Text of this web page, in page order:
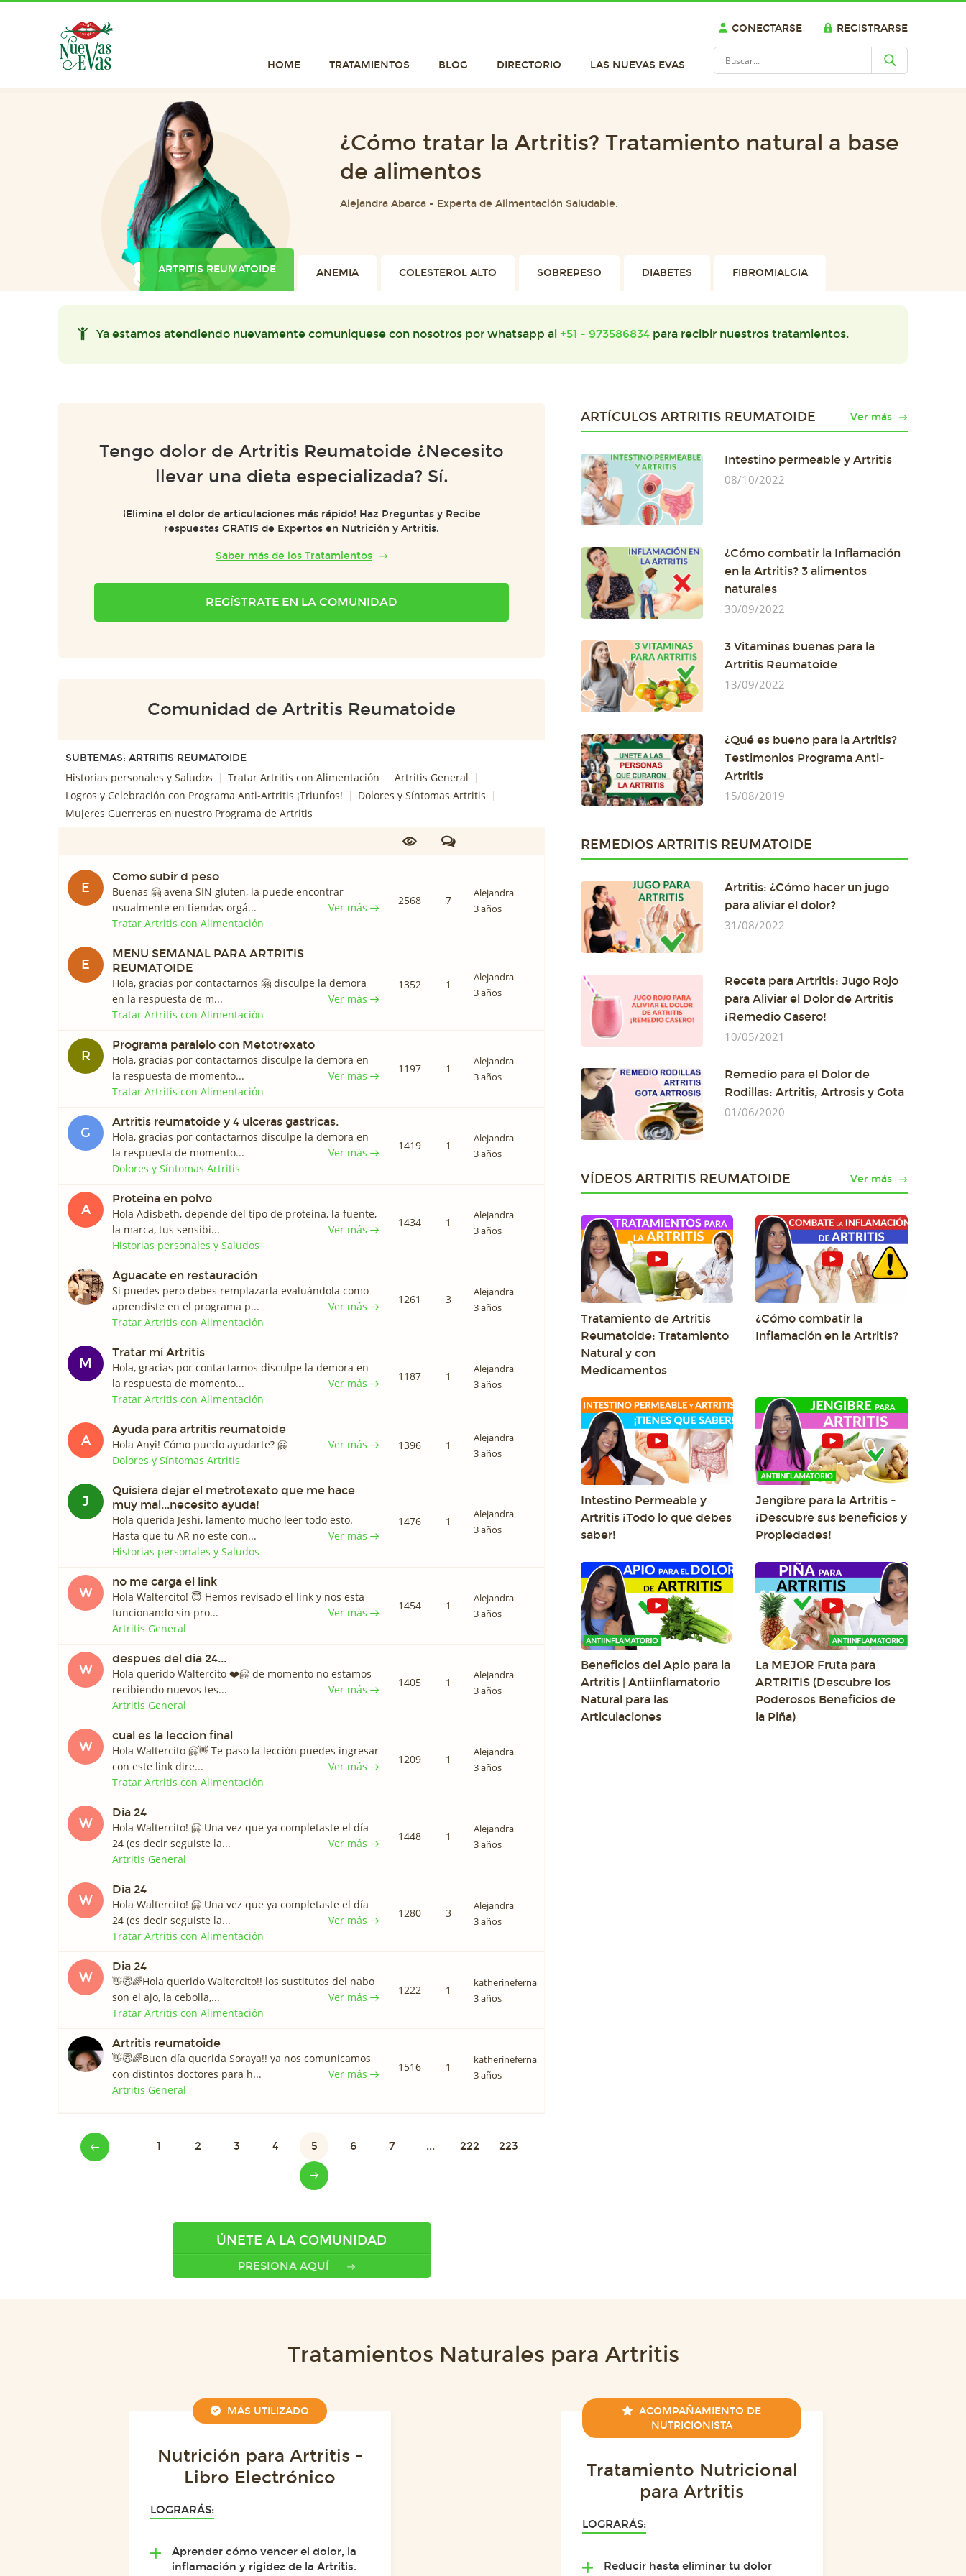
CONECTARSE REGISTRARSE
HOME TRATAMIENTOS BLOG DIRECTORIO LAS NUEVAS EVAS
¿Cómo tratar la Artritis? Tratamiento natural a base
de alimentos
Alejandra Abarca - Experta de Alimentación Saludable.
ARTRITIS REUMATOIDE ANEMIA COLESTEROL ALTO SOBREPESO DIABETES FIBROMIALGIA
Ya estamos atendiendo nuevamente comuniquese con nosotros por whatsapp al +51 - 973586834 para recibir nuestros tratamientos.
Tengo dolor de Artritis Reumatoide ¿Necesito
llevar una dieta especializada? Sí.
¡Elimina el dolor de articulaciones más rápido! Haz Preguntas y Recibe
respuestas GRATIS de Expertos en Nutrición y Artritis.
Saber más de los Tratamientos
REGÍSTRATE EN LA COMUNIDAD
Comunidad de Artritis Reumatoide
SUBTEMAS: ARTRITIS REUMATOIDE
Historias personales y Saludos Tratar Artritis con Alimentación
Artritis General
Logros y Celebración con Programa Anti-Artritis ¡Triunfos!
Dolores y Síntomas Artritis
Mujeres Guerreras en nuestro Programa de Artritis
E
Como subir d peso
Buenas 🤗 avena SIN gluten, la puede encontrar
usualmente en tiendas orgá...
Ver más
Tratar Artritis con Alimentación
2568 7
Alejandra
3 años
E
MENU SEMANAL PARA ARTRITIS
REUMATOIDE
Hola, gracias por contactarnos 🤗 disculpe la demora
en la respuesta de m...
Ver más
Tratar Artritis con Alimentación
1352 1
Alejandra
3 años
R
Programa paralelo con Metotrexato
Hola, gracias por contactarnos disculpe la demora en
la respuesta de momento...
Ver más
Tratar Artritis con Alimentación
1197 1
Alejandra
3 años
G
Artritis reumatoide y 4 ulceras gastricas.
Hola, gracias por contactarnos disculpe la demora en
la respuesta de momento...
Ver más
Dolores y Síntomas Artritis
1419 1
Alejandra
3 años
A
Proteina en polvo
Hola Adisbeth, depende del tipo de proteina, la fuente,
la marca, tus sensibi...
Ver más
Historias personales y Saludos
1434 1
Alejandra
3 años
Aguacate en restauración
Si puedes pero debes remplazarla evaluándola como
aprendiste en el programa p...
Ver más
Tratar Artritis con Alimentación
1261 3
Alejandra
3 años
M
Tratar mi Artritis
Hola, gracias por contactarnos disculpe la demora en
la respuesta de momento...
Ver más
Tratar Artritis con Alimentación
1187 1
Alejandra
3 años
A
Ayuda para artritis reumatoide
Hola Anyi! Cómo puedo ayudarte? 🤗
Ver más
Dolores y Síntomas Artritis
1396 1
Alejandra
3 años
J
Quisiera dejar el metrotexato que me hace
muy mal...necesito ayuda!
Hola querida Jeshi, lamento mucho leer todo esto.
Hasta que tu AR no este con...
Ver más
Historias personales y Saludos
1476 1
Alejandra
3 años
W
no me carga el link
Hola Waltercito! 😇 Hemos revisado el link y nos esta
funcionando sin pro...
Ver más
Artritis General
1454 1
Alejandra
3 años
W
despues del dia 24...
Hola querido Waltercito ❤️️🤗 de momento no estamos
recibiendo nuevos tes...
Ver más
Artritis General
1405 1
Alejandra
3 años
W
cual es la leccion final
Hola Waltercito 🤗👋 Te paso la lección puedes ingresar
con este link dire...
Ver más
Tratar Artritis con Alimentación
1209 1
Alejandra
3 años
W
Dia 24
Hola Waltercito! 🤗 Una vez que ya completaste el día
24 (es decir seguiste la...
Ver más
Artritis General
1448 1
Alejandra
3 años
W
Dia 24
Hola Waltercito! 🤗 Una vez que ya completaste el día
24 (es decir seguiste la...
Ver más
Tratar Artritis con Alimentación
1280 3
Alejandra
3 años
W
Dia 24
👋😇🌈Hola querido Waltercito!! los sustitutos del nabo
son el ajo, la cebolla,...
Ver más
Tratar Artritis con Alimentación
1222 1
katherineferna
3 años
Artritis reumatoide
👋😇🌈Buen día querida Soraya!! ya nos comunicamos
con distintos doctores para h...
Ver más
Artritis General
1516 1
katherineferna
3 años
1 2 3 4 5 6 7 ... 222 223
ÚNETE A LA COMUNIDAD
PRESIONA AQUÍ
ARTÍCULOS ARTRITIS REUMATOIDE Ver más
Intestino permeable y Artritis
08/10/2022
¿Cómo combatir la Inflamación
en la Artritis? 3 alimentos
naturales
30/09/2022
3 Vitaminas buenas para la
Artritis Reumatoide
13/09/2022
¿Qué es bueno para la Artritis?
Testimonios Programa Anti-
Artritis
15/08/2019
REMEDIOS ARTRITIS REUMATOIDE
Artritis: ¿Cómo hacer un jugo
para aliviar el dolor?
31/08/2022
Receta para Artritis: Jugo Rojo
para Aliviar el Dolor de Artritis
¡Remedio Casero!
10/05/2021
Remedio para el Dolor de
Rodillas: Artritis, Artrosis y Gota
01/06/2020
VÍDEOS ARTRITIS REUMATOIDE Ver más
Tratamiento de Artritis
Reumatoide: Tratamiento
Natural y con
Medicamentos
¿Cómo combatir la
Inflamación en la Artritis?
Intestino Permeable y
Artritis ¡Todo lo que debes
saber!
Jengibre para la Artritis -
¡Descubre sus beneficios y
Propiedades!
Beneficios del Apio para la
Artritis | Antiinflamatorio
Natural para las
Articulaciones
La MEJOR Fruta para
ARTRITIS (Descubre los
Poderosos Beneficios de
la Piña)
Tratamientos Naturales para Artritis
MÁS UTILIZADO
Nutrición para Artritis -
Libro Electrónico
LOGRARÁS:
Aprender cómo vencer el dolor, la
inflamación y rigidez de la Artritis.
ACOMPAÑAMIENTO DE
NUTRICIONISTA
Tratamiento Nutricional
para Artritis
LOGRARÁS:
Reducir hasta eliminar tu dolor